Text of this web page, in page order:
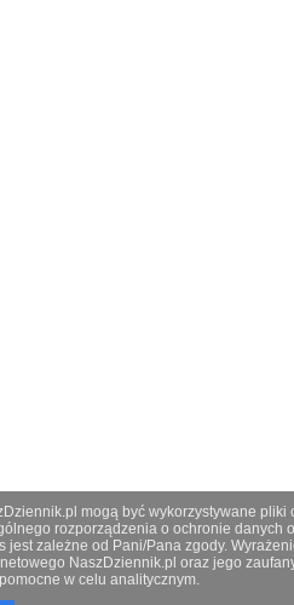
mogą być wykorzystywane
rozporządzenia o ochronie danych
jest zależne od Pani/Pana zgody.
NaszDziennik.pl oraz jego
w celu analitycznym.